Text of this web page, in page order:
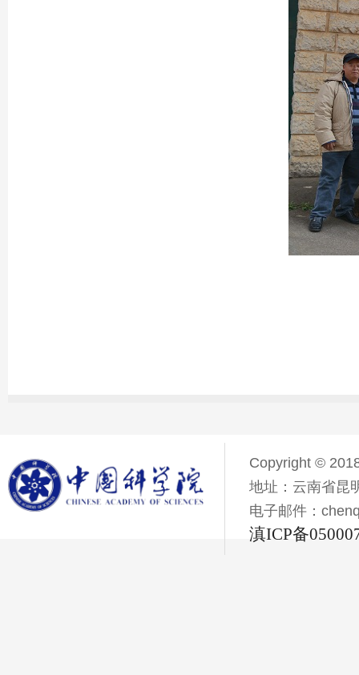
Copyright ©
地址：云南省昆
电子邮件：
滇ICP备